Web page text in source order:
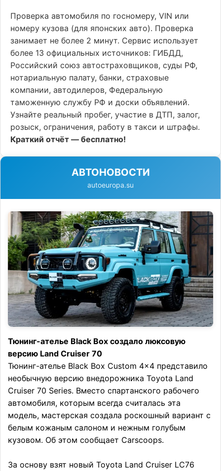
Проверка автомобиля по госномеру, VIN или
номеру кузова (для японских авто). Проверка
занимает не более 2 минут. Сервис использует
более 13 официальных источников: ГИБДД,
Российский союз автостраховщиков, суды РФ,
нотариальную палату, банки, страховые
компании, автодилеров, Федеральную
таможенную службу РФ и доски объявлений.
Узнайте реальный пробег, участие в ДТП, залог,
розыск, ограничения, работу в такси и штрафы.
Краткий отчёт — бесплатно!
АВТОНОВОСТИ
autoeuropa.su
Тюнинг-ателье Black Box создало люксовую
версию Land Cruiser 70
Тюнинг-ателье Black Box Custom 4×4 представило
необычную версию внедорожника Toyota Land
Cruiser 70 Series. Вместо спартанского рабочего
автомобиля, которым всегда считалась эта
модель, мастерская создала роскошный вариант с
белым кожаным салоном и нежным голубым
кузовом. Об этом сообщает Carscoops.
За основу взят новый Toyota Land Cruiser LC76